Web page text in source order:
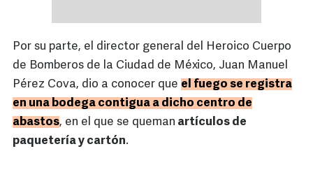
Por su parte, el director general del Heroico Cuerpo
de Bomberos de la Ciudad de México, Juan Manuel
Pérez Cova, dio a conocer que el fuego se registra
en una bodega contigua a dicho centro de
abastos, en el que se queman artículos de
paquetería y cartón.